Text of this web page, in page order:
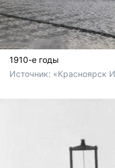
1910-е годы
Источник: «Красноярск